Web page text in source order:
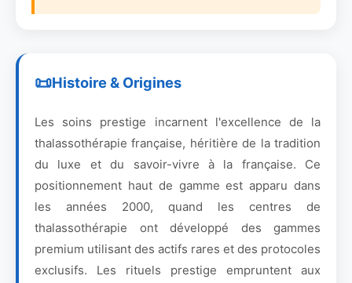
Histoire & Origines
Les soins prestige incarnent l'excellence de la
thalassothérapie française, héritière de la tradition
du luxe et du savoir-vivre à la française. Ce
positionnement haut de gamme est apparu dans
les années 2000, quand les centres de
thalassothérapie ont développé des gammes
premium utilisant des actifs rares et des protocoles
exclusifs. Les rituels prestige empruntent aux